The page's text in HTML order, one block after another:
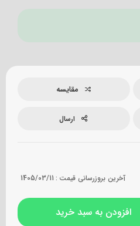
مقایسه
ارسال
آخرین بروزرسانی قیمت : 1405/03/11
افزودن به سبد خرید